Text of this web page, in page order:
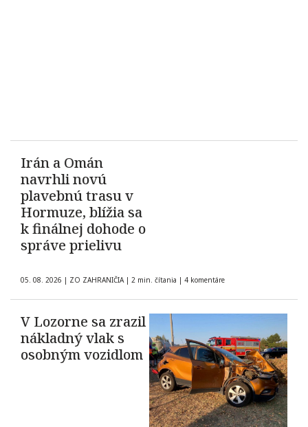
Irán a Omán
navrhli novú
plavebnú trasu v
Hormuze, blížia sa
k finálnej dohode o
správe prielivu
05. 08. 2026 | ZO ZAHRANIČIA | 2 min. čítania | 4 komentáre
V Lozorne sa zrazil
nákladný vlak s
osobným vozidlom